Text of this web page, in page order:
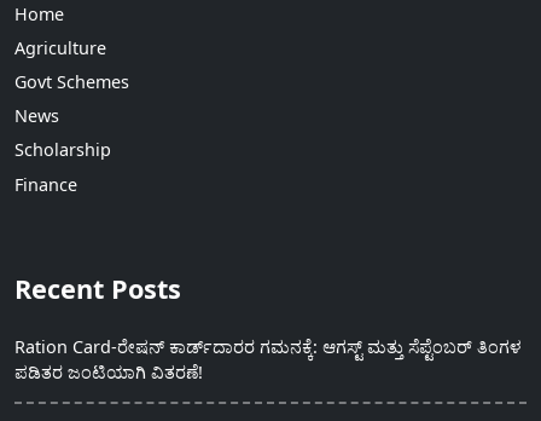
Home
Agriculture
Govt Schemes
News
Scholarship
Finance
Recent Posts
Ration Card-ರೇಷನ್ ಕಾರ್ಡ್‍ದಾರರ ಗಮನಕ್ಕೆ: ಆಗಸ್ಟ್ ಮತ್ತು ಸೆಪ್ಟೆಂಬರ್ ತಿಂಗಳ
ಪಡಿತರ ಜಂಟಿಯಾಗಿ ವಿತರಣೆ!